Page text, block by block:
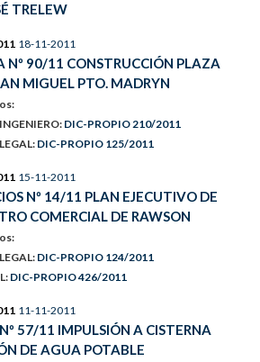
TRELEW
18-11-2011
Nº 90/11 CONSTRUCCIÓN PLAZA
MIGUEL PTO. MADRYN
DIC-PROPIO 210/2011
DIC-PROPIO 125/2011
15-11-2011
Nº 14/11 PLAN EJECUTIVO DE
COMERCIAL DE RAWSON
DIC-PROPIO 124/2011
DIC-PROPIO 426/2011
11-11-2011
57/11 IMPULSIÓN A CISTERNA
DE AGUA POTABLE